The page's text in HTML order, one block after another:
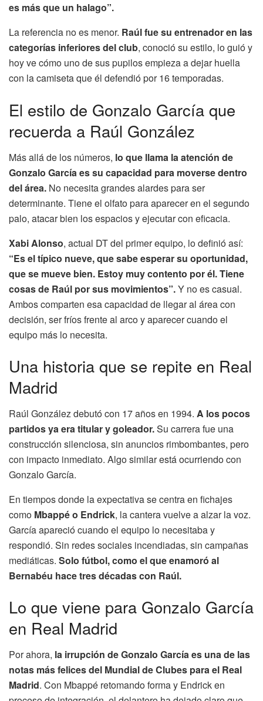
es más que un halago”.
La referencia no es menor. Raúl fue su entrenador en las
categorías inferiores del club, conoció su estilo, lo guió y
hoy ve cómo uno de sus pupilos empieza a dejar huella
con la camiseta que él defendió por 16 temporadas.
El estilo de Gonzalo García que
recuerda a Raúl González
Más allá de los números, lo que llama la atención de
Gonzalo García es su capacidad para moverse dentro
del área. No necesita grandes alardes para ser
determinante. Tiene el olfato para aparecer en el segundo
palo, atacar bien los espacios y ejecutar con eficacia.
Xabi Alonso, actual DT del primer equipo, lo definió así:
“Es el típico nueve, que sabe esperar su oportunidad,
que se mueve bien. Estoy muy contento por él. Tiene
cosas de Raúl por sus movimientos”.Y no es casual.
Ambos comparten esa capacidad de llegar al área con
decisión, ser fríos frente al arco y aparecer cuando el
equipo más lo necesita.
Una historia que se repite en Real
Madrid
Raúl González debutó con 17 años en 1994. A los pocos
partidos ya era titular y goleador.Su carrera fue una
construcción silenciosa, sin anuncios rimbombantes, pero
con impacto inmediato. Algo similar está ocurriendo con
Gonzalo García.
En tiempos donde la expectativa se centra en fichajes
como Mbappé o Endrick, la cantera vuelve a alzar la voz.
García apareció cuando el equipo lo necesitaba y
respondió. Sin redes sociales incendiadas, sin campañas
mediáticas. Solo fútbol, como el que enamoró al
Bernabéu hace tres décadas con Raúl.
Lo que viene para Gonzalo García
en Real Madrid
Por ahora, la irrupción de Gonzalo García es una de las
notas más felices del Mundial de Clubes para el Real
Madrid. Con Mbappé retomando forma y Endrick en